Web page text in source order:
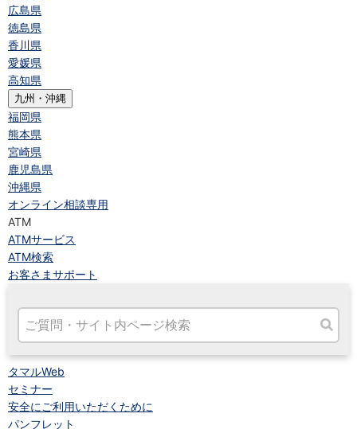
広島県
徳島県
香川県
愛媛県
高知県
九州・沖縄
福岡県
熊本県
宮崎県
鹿児島県
沖縄県
オンライン相談専用
ATM
ATMサービス
ATM検索
お客さまサポート
タマルWeb
セミナー
安全にご利用いただくために
パンフレット